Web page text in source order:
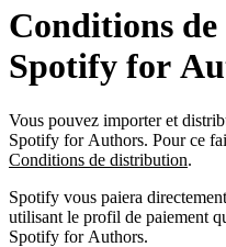
Conditions
Spotify for
Vous pouvez importer et
Spotify for Authors. Pour ce
Conditions de distribution.
Spotify vous paiera
utilisant le profil de paiement
Spotify for Authors.